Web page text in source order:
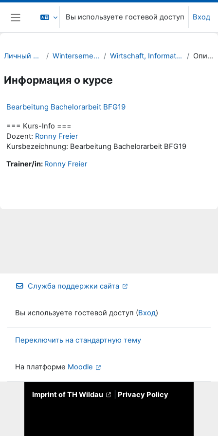
Перейти к основному содержанию
Боковая панель
Вы используете гостевой доступ Вход
Личный кабинет Wintersemester 23/24 Wirtschaft, Informatik, Recht (WIR) Описание
Информация о курсе
Bearbeitung Bachelorarbeit BFG19
=== Kurs-Info ===
Dozent: Ronny Freier
Kursbezeichnung: Bearbeitung Bachelorarbeit BFG19
Trainer/in: Ronny Freier
Служба поддержки сайта
Вы используете гостевой доступ (Вход)
Переключить на стандартную тему
На платформе Moodle
Imprint of TH Wildau Privacy Policy